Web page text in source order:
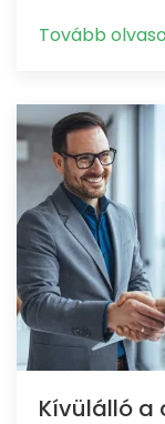
Tovább
Kívülálló